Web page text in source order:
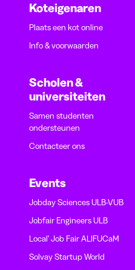
Koteigenaren
Plaats een kot online
Info & voorwaarden
Scholen &
universiteiten
Samen studenten
ondersteunen
Contacteer ons
Events
Jobday Sciences ULB-VUB
Jobfair Engineers ULB
Local' Job Fair ALIFUCaM
Solvay Startup World